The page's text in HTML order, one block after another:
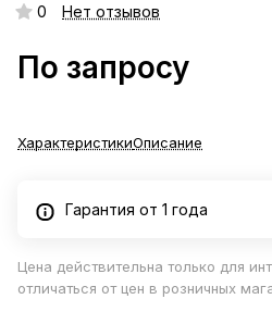
0 Нет отзывов
По запросу
ХарактеристикиОписание
Гарантия от 1 года
Цена действительна только для
отличаться от цен в розничных